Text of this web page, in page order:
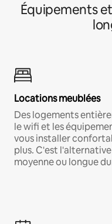
Équipements
Locations meublées
Des logements
le wifi et les
vous installer
plus. C'est
moyenne ou longue